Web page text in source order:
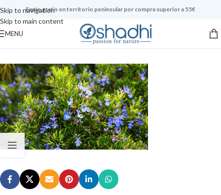
Skip to navigation
Skip to main content
Envío gratis en territorio peninsular por compra superior a 55€
MENU